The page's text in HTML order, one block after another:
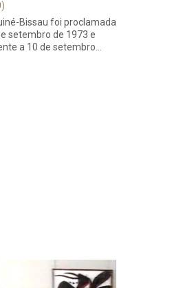
Bissau foi proclamada
setembro de 1973 e
a 10 de setembro…